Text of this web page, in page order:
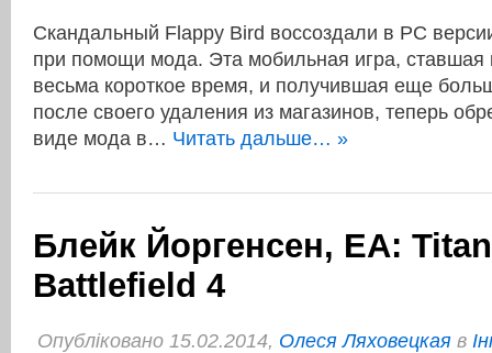
Скандальный Flappy Bird воссоздали в PC
при помощи мода. Эта мобильная игра, ставшая
весьма короткое время, и получившая еще
после своего удаления из магазинов, теперь
виде мода в… Читать дальше… »
Блейк Йоргенсен, EA:
Battlefield 4
Опубліковано 15.02.2014, Олеся Ляховецкая в